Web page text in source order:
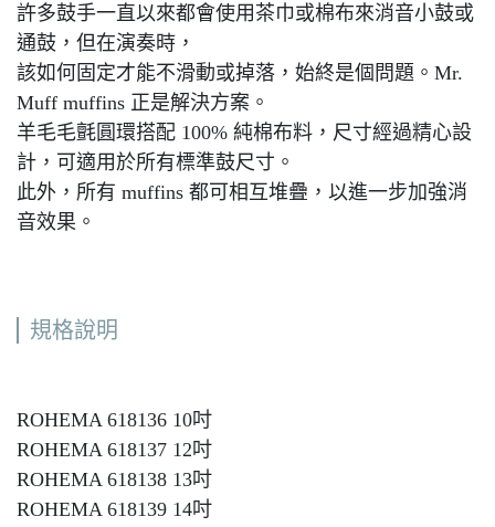
許多鼓手一直以來都會使用茶巾或棉布來消音小鼓或
通鼓，但在演奏時，
該如何固定才能不滑動或掉落，始終是個問題。Mr.
Muff muffins 正是解決方案。
羊毛毛氈圓環搭配 100% 純棉布料，尺寸經過精心設
計，可適用於所有標準鼓尺寸。
此外，所有 muffins 都可相互堆疊，以進一步加強消
音效果。
規格說明
ROHEMA 618136 10吋
ROHEMA 618137 12吋
ROHEMA 618138 13吋
ROHEMA 618139 14吋